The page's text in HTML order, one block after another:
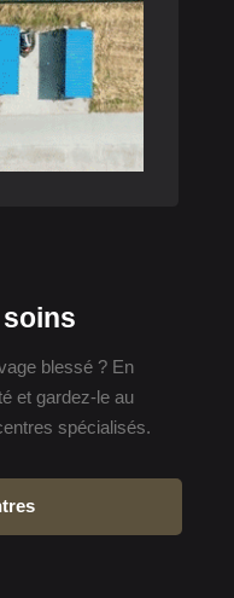
blessé ? En
et gardez-le au
spécialisés.